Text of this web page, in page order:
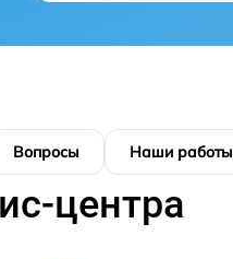
Вопросы Наши работы
центра